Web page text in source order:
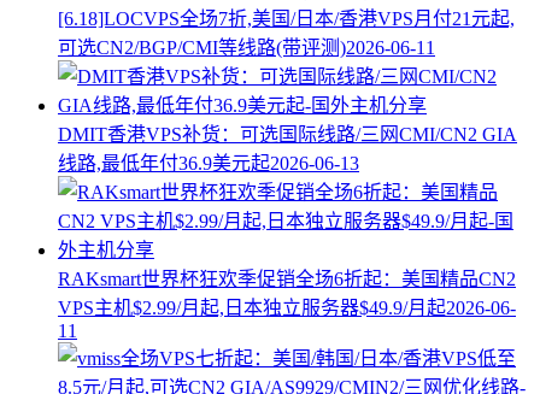
[6.18]LOCVPS全场7折,美国/日本/香港VPS月付21元起,
可选CN2/BGP/CMI等线路(带评测)2026-06-11
DMIT香港VPS补货：可选国际线路/三网CMI/CN2 GIA
线路,最低年付36.9美元起2026-06-13
RAKsmart世界杯狂欢季促销全场6折起：美国精品CN2
VPS主机$2.99/月起,日本独立服务器$49.9/月起2026-06-
11